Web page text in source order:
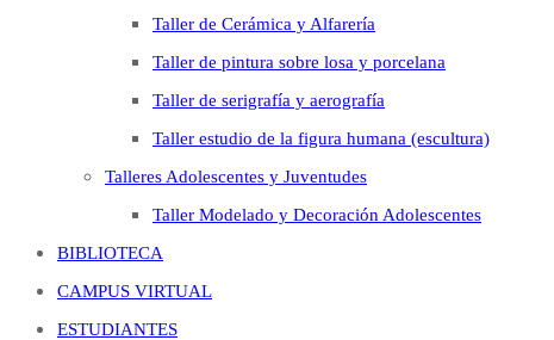
Taller de Cerámica y Alfarería
Taller de pintura sobre losa y porcelana
Taller de serigrafía y aerografía
Taller estudio de la figura humana (escultura)
Talleres Adolescentes y Juventudes
Taller Modelado y Decoración Adolescentes
BIBLIOTECA
CAMPUS VIRTUAL
ESTUDIANTES